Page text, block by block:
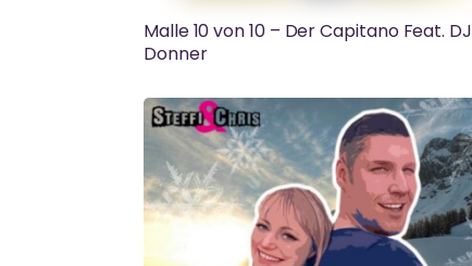
Malle 10 von 10 – Der Capitano Feat. DJ
Donner